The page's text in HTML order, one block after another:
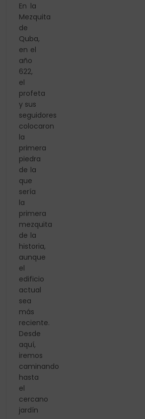
En la
Mezquita
de
Quba,
en el
año
622,
el
profeta
y sus
seguidores
colocaron
la
primera
piedra
de la
que
sería
la
primera
mezquita
de la
historia,
aunque
el
edificio
actual
sea
más
reciente.
Desde
aquí,
iremos
caminando
hasta
el
cercano
jardín